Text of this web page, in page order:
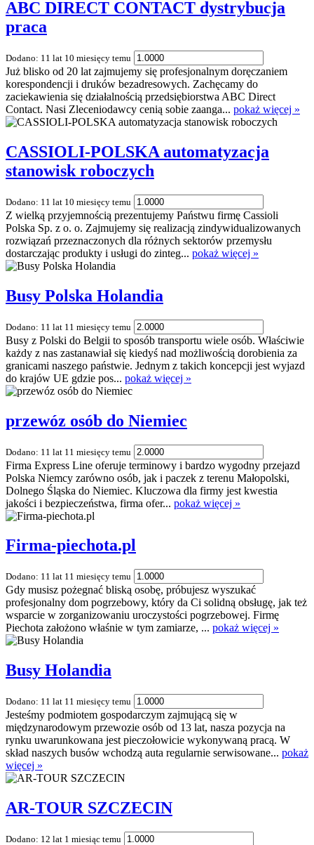
ABC DIRECT CONTACT dystrybucja
praca
Dodano: 11 lat 10 miesięcy temu
Już blisko od 20 lat zajmujemy się profesjonalnym doręczaniem
korespondencji i druków bezadresowych. Zachęcamy do
zaciekawienia się działalnością przedsiębiorstwa ABC Direct
Contact. Nasi Zleceniodawcy cenią sobie zaanga... pokaż więcej »
CASSIOLI-POLSKA automatyzacja
stanowisk roboczych
Dodano: 11 lat 10 miesięcy temu
Z wielką przyjemnością prezentujemy Państwu firmę Cassioli
Polska Sp. z o. o. Zajmujemy się realizacją zindywidualizowanych
rozwiązań przeznaczonych dla różnych sektorów przemysłu
dostarczając produkty i usługi do zinteg... pokaż więcej »
Busy Polska Holandia
Dodano: 11 lat 11 miesięcy temu
Busy z Polski do Belgii to sposób transportu wiele osób. Właściwie
każdy z nas zastanawiał się kiedyś nad możliwością dorobienia za
granicami naszego państwie. Jednym z takich koncepcji jest wyjazd
do krajów UE gdzie pos... pokaż więcej »
przewóz osób do Niemiec
Dodano: 11 lat 11 miesięcy temu
Firma Express Line oferuje terminowy i bardzo wygodny przejazd
Polska Niemcy zarówno osób, jak i paczek z terenu Małopolski,
Dolnego Śląska do Niemiec. Kluczowa dla firmy jest kwestia
jakości i bezpieczeństwa, firma ofer... pokaż więcej »
Firma-piechota.pl
Dodano: 11 lat 11 miesięcy temu
Gdy musisz pożegnać bliską osobę, próbujesz wyszukać
profesjonalny dom pogrzebowy, który da Ci solidną obsługę, jak też
wsparcie w zorganizowaniu uroczystości pogrzebowej. Firmę
Piechota założono właśnie w tym zamiarze, ... pokaż więcej »
Busy Holandia
Dodano: 11 lat 11 miesięcy temu
Jesteśmy podmiotem gospodarczym zajmującą się w
międzynarodowym przewozie osób od 13 lat, nasza pozycja na
rynku uwarunkowana jest pieczołowicie wykonywaną pracą. W
skład naszych busów wchodzą auta regularnie serwisowane... pokaż
więcej »
AR-TOUR SZCZECIN
Dodano: 12 lat 1 miesiąc temu